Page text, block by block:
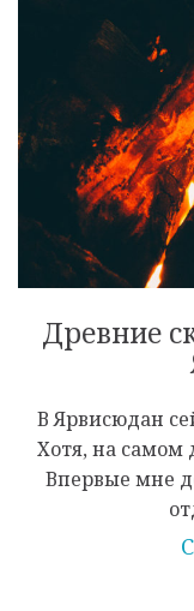
Древние
В Ярвисюдан
Хотя, на самом
Впервые мне